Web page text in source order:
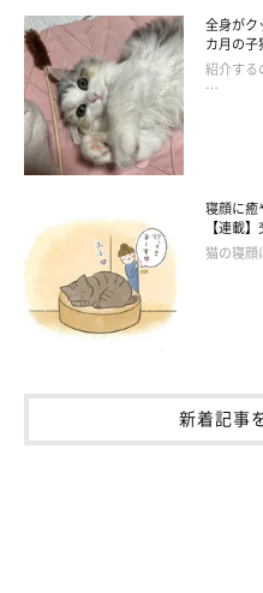
最近のきなこくん。ふっくらして、
@Neko2Obasan
きなこくんが「家猫」となり、
猫時代の嫌な記憶もあるのか
強い様子を見せていたそう。
つ嬉しい変化が見られるように
飼い主さん：
が外から聞こえるだけで、き
も飼い主以外の人の声がした
全身がク
カ月の
紹介す
…
寝顔に癒
【連載
猫の寝顔
新着記事